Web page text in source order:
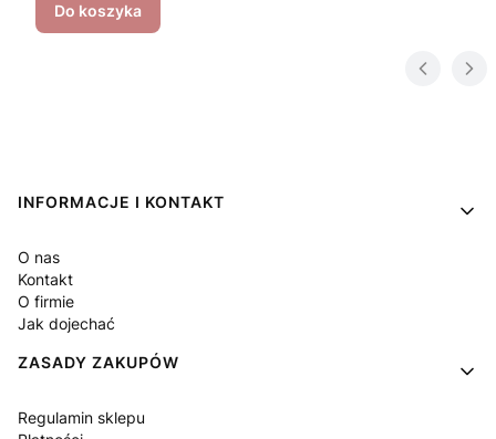
Do koszyka
Linki w stopce
INFORMACJE I KONTAKT
O nas
Kontakt
O firmie
Jak dojechać
ZASADY ZAKUPÓW
Regulamin sklepu